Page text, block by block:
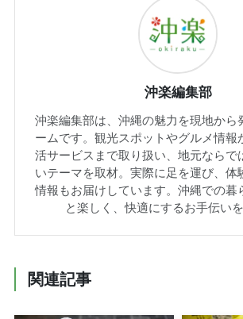
沖楽編集部
沖楽編集部は、沖縄の魅力を現地から
ームです。観光スポットやグルメ情報
活サービスまで取り扱い、地元ならで
いテーマを取材。実際に足を運び、体
情報もお届けしています。沖縄での暮
と楽しく、快適にするお手伝いを
関連記事